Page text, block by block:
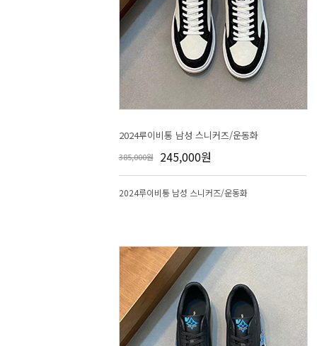
2024루이비통 남성 스니커즈/운동화
385,000원 245,000원
2024루이비통 남성 스니커즈/운동화